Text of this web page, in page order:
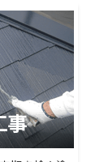
完了しました！
事